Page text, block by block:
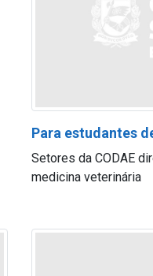
Para estudantes
Setores da CODAE
medicina veterinária